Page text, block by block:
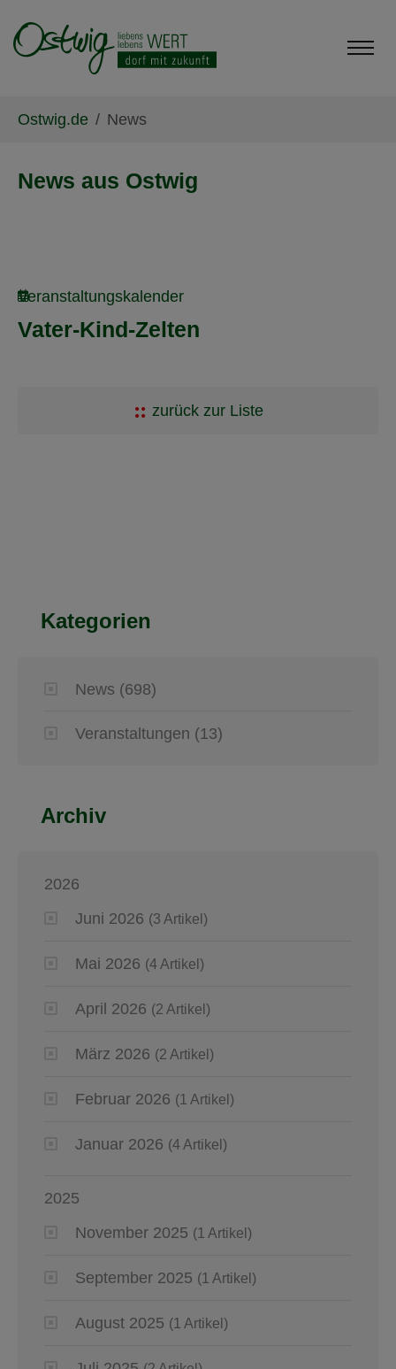
Ostwig.de News
News aus Ostwig
Veranstaltungskalender
Vater-Kind-Zelten
zurück zur Liste
Kategorien
News (698)
Veranstaltungen (13)
Archiv
2026
Juni 2026 (3 Artikel)
Mai 2026 (4 Artikel)
April 2026 (2 Artikel)
März 2026 (2 Artikel)
Februar 2026 (1 Artikel)
Januar 2026 (4 Artikel)
2025
November 2025 (1 Artikel)
September 2025 (1 Artikel)
August 2025 (1 Artikel)